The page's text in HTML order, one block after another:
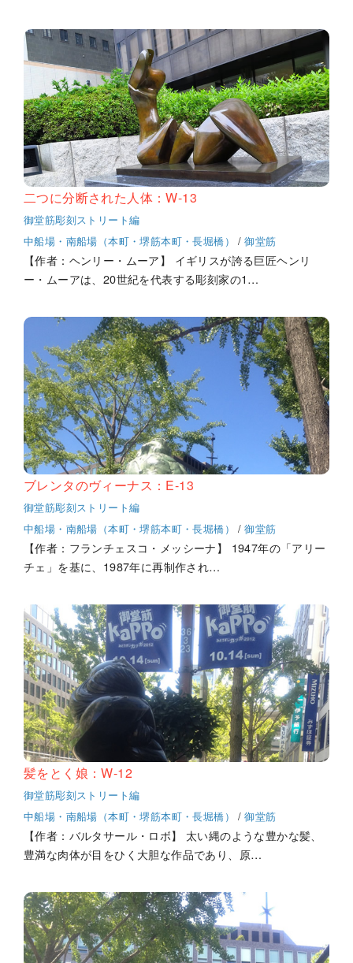
二つに分断された人体：W-13
御堂筋彫刻ストリート編
中船場・南船場（本町・堺筋本町・長堀橋）
/ 御堂筋
【作者：ヘンリー・ムーア】 イギリスが誇る巨匠ヘンリ
ー・ムーアは、20世紀を代表する彫刻家の1…
ブレンタのヴィーナス：E-13
御堂筋彫刻ストリート編
中船場・南船場（本町・堺筋本町・長堀橋）
/ 御堂筋
【作者：フランチェスコ・メッシーナ】 1947年の「アリー
チェ」を基に、1987年に再制作され…
髪をとく娘：W-12
御堂筋彫刻ストリート編
中船場・南船場（本町・堺筋本町・長堀橋）
/ 御堂筋
【作者：バルタサール・ロボ】 太い縄のような豊かな髪、
豊満な肉体が目をひく大胆な作品であり、原…